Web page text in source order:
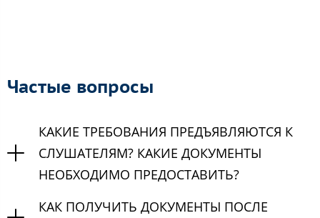
Частые вопросы
КАКИЕ ТРЕБОВАНИЯ ПРЕДЪЯВЛЯЮТСЯ К
СЛУШАТЕЛЯМ? КАКИЕ ДОКУМЕНТЫ
НЕОБХОДИМО ПРЕДОСТАВИТЬ?
КАК ПОЛУЧИТЬ ДОКУМЕНТЫ ПОСЛЕ